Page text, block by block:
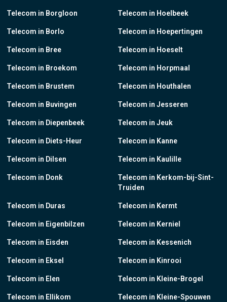
Telecom in Borgloon
Telecom in Borlo
Telecom in Bree
Telecom in Broekom
Telecom in Brustem
Telecom in Buvingen
Telecom in Diepenbeek
Telecom in Diets-Heur
Telecom in Dilsen
Telecom in Donk
Telecom in Duras
Telecom in Eigenbilzen
Telecom in Eisden
Telecom in Eksel
Telecom in Elen
Telecom in Ellikom
Telecom in Hoelbeek
Telecom in Hoepertingen
Telecom in Hoeselt
Telecom in Horpmaal
Telecom in Houthalen
Telecom in Jesseren
Telecom in Jeuk
Telecom in Kanne
Telecom in Kaulille
Telecom in Kerkom-bij-Sint-
Truiden
Telecom in Kermt
Telecom in Kerniel
Telecom in Kessenich
Telecom in Kinrooi
Telecom in Kleine-Brogel
Telecom in Kleine-Spouwen